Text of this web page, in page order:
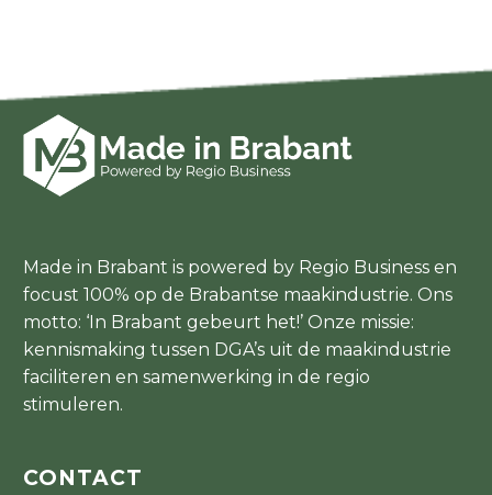
Made in Brabant is powered by Regio Business en
focust 100% op de Brabantse maakindustrie. Ons
motto: ‘In Brabant gebeurt het!’ Onze missie:
kennismaking tussen DGA’s uit de maakindustrie
faciliteren en samenwerking in de regio
stimuleren.
CONTACT